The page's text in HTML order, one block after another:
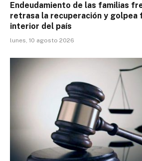
Endeudamiento de las familias
retrasa la recuperación y golpea
interior del país
lunes, 10 agosto 2026